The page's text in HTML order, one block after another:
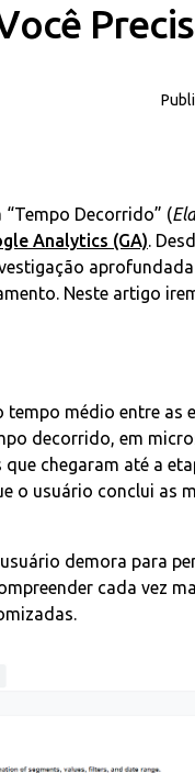
Decorrido” (
Analytics (GA).
aprofundada
Neste artigo
tempo médio entre as
decorrido, em
chegaram até a
o usuário conclui as
demora para
cada vez